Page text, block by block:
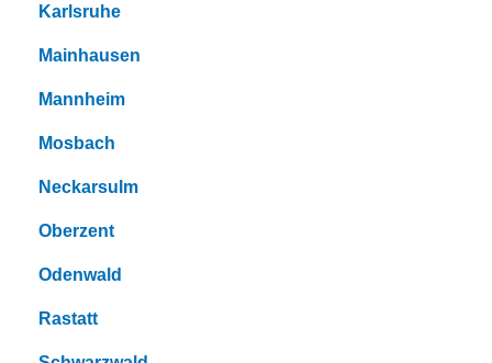
Karlsruhe
Mainhausen
Mannheim
Mosbach
Neckarsulm
Oberzent
Odenwald
Rastatt